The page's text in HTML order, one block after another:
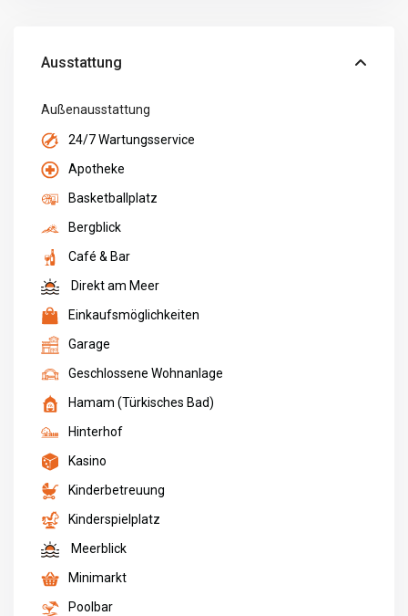
Ausstattung
Außenausstattung
24/7 Wartungsservice
Apotheke
Basketballplatz
Bergblick
Café & Bar
Direkt am Meer
Einkaufsmöglichkeiten
Garage
Geschlossene Wohnanlage
Hamam (Türkisches Bad)
Hinterhof
Kasino
Kinderbetreuung
Kinderspielplatz
Meerblick
Minimarkt
Poolbar